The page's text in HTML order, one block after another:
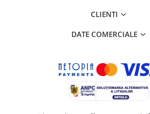
CLIENTI
DATE COMERCIALE